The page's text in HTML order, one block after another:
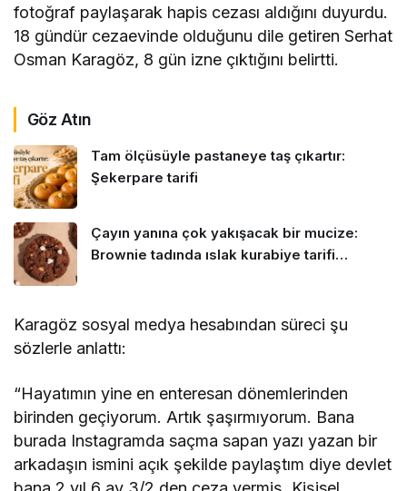
fotoğraf paylaşarak hapis cezası aldığını duyurdu.
18 gündür cezaevinde olduğunu dile getiren Serhat
Osman Karagöz, 8 gün izne çıktığını belirtti.
Göz Atın
Tam ölçüsüyle pastaneye taş çıkartır:
Şekerpare tarifi
Çayın yanına çok yakışacak bir mucize:
Brownie tadında ıslak kurabiye tarifi…
Karagöz sosyal medya hesabından süreci şu
sözlerle anlattı:
“Hayatımın yine en enteresan dönemlerinden
birinden geçiyorum. Artık şaşırmıyorum. Bana
burada Instagramda saçma sapan yazı yazan bir
arkadaşın ismini açık şekilde paylaştım diye devlet